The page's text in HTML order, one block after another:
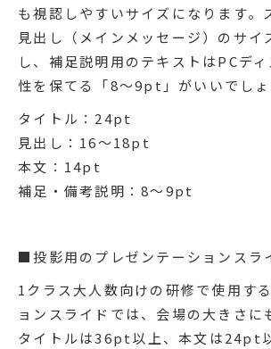
も視認しやすいサイズになります。
見出し（メインメッセージ）のサ
し、補足説明用のテキストはPCデ
性を保てる「8〜9pt」がいいでしょ
タイトル：24pt
見出し：16～18pt
本文：14pt
補足・備考説明：8～9pt
■投影用のプレゼンテーションスラ
1クラス大人数向けの研修で使用す
ョンスライドでは、会場の大きさに
タイトルは36pt以上、本文は24pt